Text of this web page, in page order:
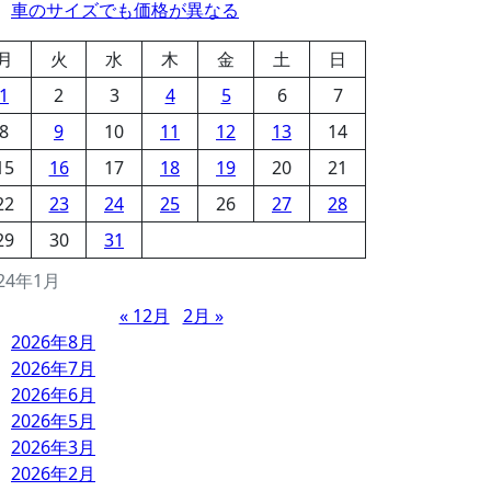
車のサイズでも価格が異なる
年1月
火 水 木 金 土
日
1
2 3 4 5 6
7
8
9 10 11 12 13
14
16 17 18 19 20
21
23 24 25 26 27
28
30 31
« 12月
2月 »
2026年8月
2026年7月
2026年6月
2026年5月
2026年3月
2026年2月